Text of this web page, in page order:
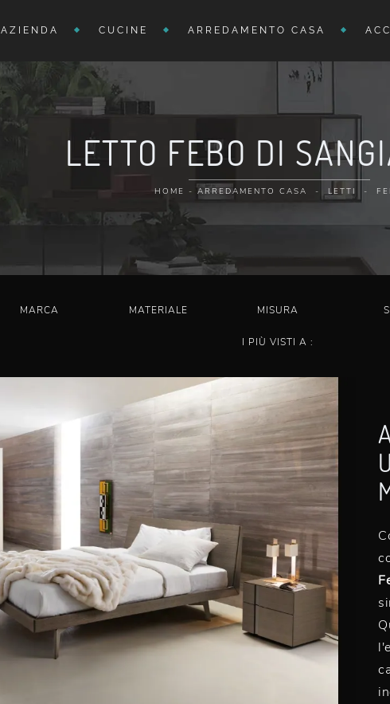
AZIENDA CUCINE ARREDAMENTO CASA
LETTO FEBO DI
HOME - ARREDAMENTO CASA - LETTI -
MARCA MATERIALE MISURA
I PIÙ VISTI A :